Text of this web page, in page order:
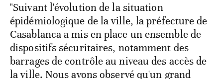
"Suivant l'évolution de la situation
épidémiologique de la ville, la préfecture de
Casablanca a mis en place un ensemble de
dispositifs sécuritaires, notamment des
barrages de contrôle au niveau des accès de
la ville. Nous avons observé qu'un grand